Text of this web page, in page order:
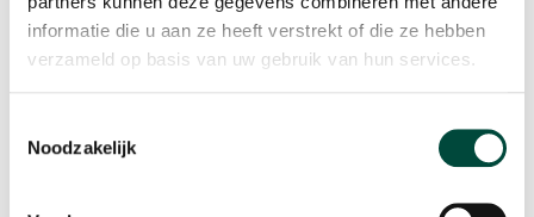
informatie die u aan ze heeft verstrekt of die ze hebben
verzameld op basis van uw gebruik van hun services.
Noodzakelijk